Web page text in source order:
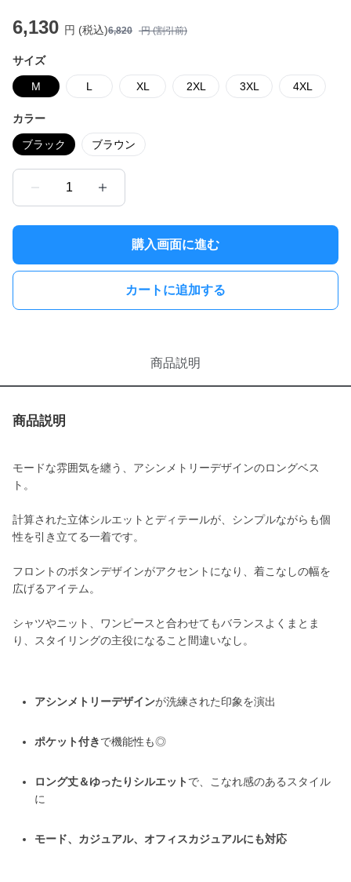
6,130 円 (税込)6,820 円 (割引前)
サイズ
M L XL 2XL 3XL 4XL
カラー
ブラック ブラウン
1
購入画面に進む
カートに追加する
商品説明
商品説明
モードな雰囲気を纏う、アシンメトリーデザインのロングベス
ト。
計算された立体シルエットとディテールが、シンプルながらも個
性を引き立てる一着です。
フロントのボタンデザインがアクセントになり、着こなしの幅を
広げるアイテム。
シャツやニット、ワンピースと合わせてもバランスよくまとま
り、スタイリングの主役になること間違いなし。
アシンメトリーデザインが洗練された印象を演出
ポケット付きで機能性も◎
ロング丈＆ゆったりシルエット で、こなれ感のあるスタイル
に
モード、カジュアル、オフィスカジュアルにも対応